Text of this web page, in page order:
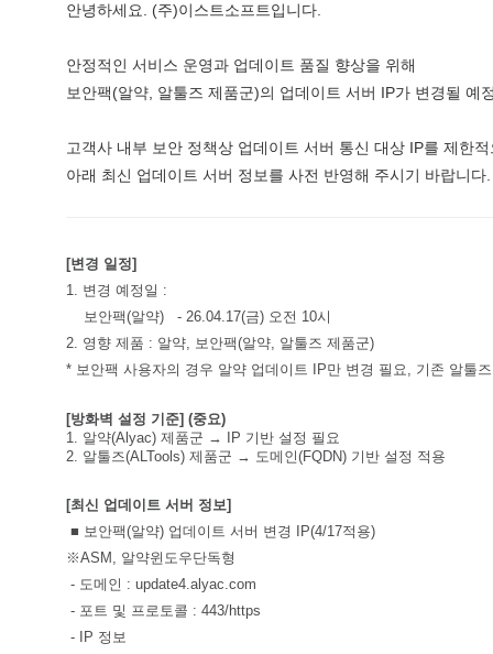
안녕하세요. (주)이스트소프트입니다.
안정적인 서비스 운영과 업데이트 품질 향상을 위해
보안팩(알약, 알툴즈 제품군)의 업데이트 서버 IP가 변경될 예
고객사 내부 보안 정책상 업데이트 서버 통신 대상 IP를 제한
아래 최신 업데이트 서버 정보를 사전 반영해 주시기 바랍니다.
[변경 일정]
1. 변경 예정일 :
보안팩(알약) - 26.04.17(금) 오전 10시
2. 영향 제품 : 알약, 보안팩(알약, 알툴즈 제품군)
* 보안팩 사용자의 경우 알약 업데이트 IP만 변경 필요, 기존 알툴
[방화벽 설정 기준] (중요)
1. 알약(Alyac) 제품군 → IP 기반 설정 필요
2. 알툴즈(ALTools) 제품군 → 도메인(FQDN) 기반 설정 적용
[최신 업데이트 서버 정보]
■ 보안팩(알약) 업데이트 서버 변경 IP(4/17적용)
※ASM, 알약윈도우단독형
- 도메인 : update4.alyac.com
- 포트 및 프로토콜 : 443/http
- IP 정보